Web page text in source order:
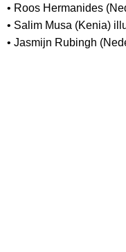
• Roos Hermanides
• Salim Musa (Kenia)
• Jasmijn Rubingh